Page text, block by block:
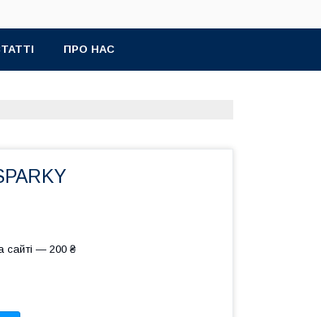
ПРО НАС
сайті — 200 ₴